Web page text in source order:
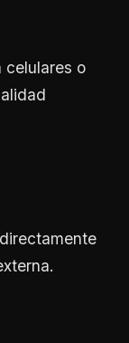
celulares o